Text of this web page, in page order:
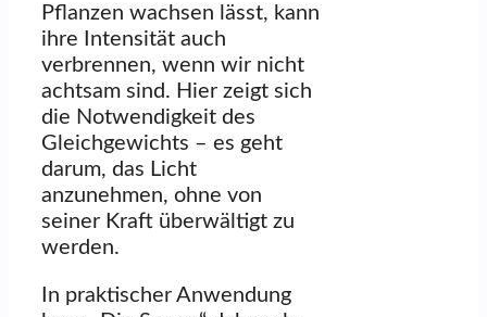
Pflanzen wachsen lässt, kann
ihre Intensität auch
verbrennen, wenn wir nicht
achtsam sind. Hier zeigt sich
die Notwendigkeit des
Gleichgewichts – es geht
darum, das Licht
anzunehmen, ohne von
seiner Kraft überwältigt zu
werden.
In praktischer Anwendung